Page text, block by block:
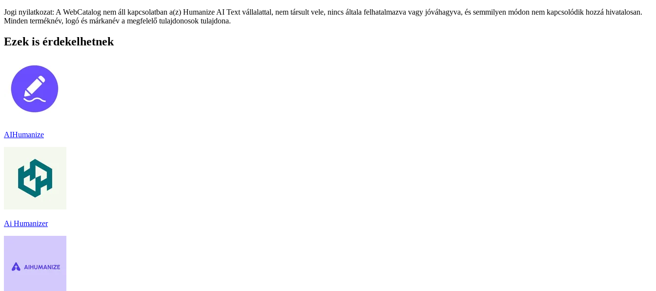
Jogi nyilatkozat: A WebCatalog nem áll kapcsolatban a(z) Humanize AI Text vállalattal, nem társult vele, nincs általa felhatalmazva vagy jóváhagyva, és semmilyen módon nem kapcsolódik hozzá hivatalosan.
Minden terméknév, logó és márkanév a megfelelő tulajdonosok tulajdona.
Ezek is érdekelhetnek
AIHumanize
Ai Humanizer